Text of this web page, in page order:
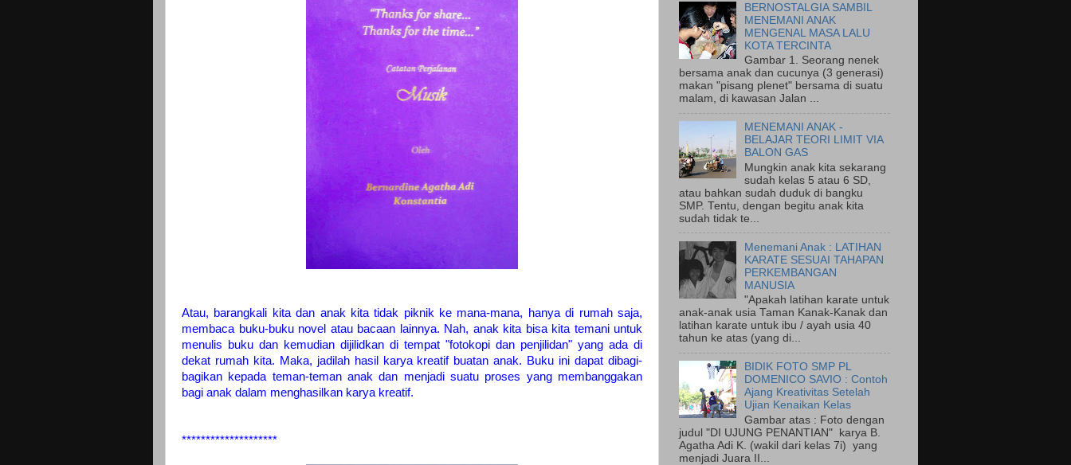
Atau, barangkali kita dan anak kita tidak piknik ke mana-mana, hanya di rumah saja,
membaca buku-buku novel atau bacaan lainnya. Nah, anak kita bisa kita temani untuk
menulis buku dan kemudian dijilidkan di tempat "fotokopi dan penjilidan" yang ada di
dekat rumah kita. Maka, jadilah hasil karya kreatif buatan anak. Buku ini dapat dibagi-
bagikan kepada teman-teman anak dan menjadi suatu proses yang membanggakan
bagi anak dalam menghasilkan karya kreatif.
********************
BERNOSTALGIA SAMBIL
MENEMANI ANAK
MENGENAL MASA LALU
KOTA TERCINTA
Gambar 1. Seorang nenek
bersama anak dan cucunya (3 generasi)
makan "pisang plenet" bersama di suatu
malam, di kawasan Jalan ...
MENEMANI ANAK -
BELAJAR TEORI LIMIT VIA
BALON GAS
Mungkin anak kita sekarang
sudah kelas 5 atau 6 SD,
atau bahkan sudah duduk di bangku
SMP. Tentu, dengan begitu anak kita
sudah tidak te...
Menemani Anak : LATIHAN
KARATE SESUAI TAHAPAN
PERKEMBANGAN
MANUSIA
"Apakah latihan karate untuk
anak-anak usia Taman Kanak-Kanak dan
latihan karate untuk ibu / ayah usia 40
tahun ke atas (yang di...
BIDIK FOTO SMP PL
DOMENICO SAVIO : Contoh
Ajang Kreativitas Setelah
Ujian Kenaikan Kelas
Gambar atas : Foto dengan
judul "DI UJUNG PENANTIAN" karya B.
Agatha Adi K. (wakil dari kelas 7i) yang
menjadi Juara II...